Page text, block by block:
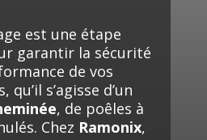
est une étape
garantir la sécurité
de vos
qu’il s’agisse d’un
, de poêles à
Chez Ramonix,